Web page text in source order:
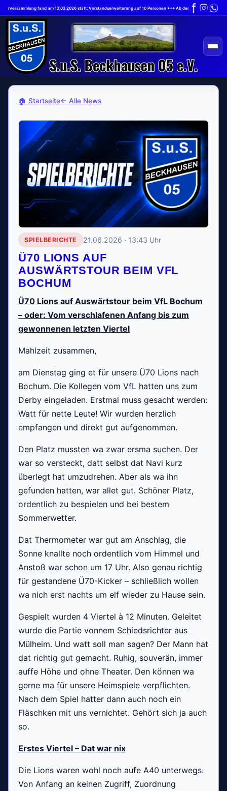
fand am 13.03.2026 statt: Vorstandserweiterung auf 10 Personen +++ Ab dem 1.7.2026 gilt die
🏠 Startseite← Alle News
SPIELBERICHTE 21.06.2026 · 13:43 Uhr
Ü70 LIONS AUF
AUSWÄRTSTOUR BEIM VFL
BOCHUM
Ü70 Lions auf Auswärtstour beim VfL Bochum
– oder: Vom verschlafenen Anfang bis zum
gewonnenen letzten Viertel
Mahlzeit zusammen,
am Dienstag ging et für unsere Ü70 Lions nach
Bochum. Die Kollegen vom VfL hatten uns zum
Derby eingeladen. Erstmal muss gesacht werden:
Watt für nette Leute! Wir wurden herzlich
empfangen und direkt gut aufgenommen.
Den Platz mussten wa zwar ersma suchen. Der
war so versteckt, datt selbst dat Navi kurz
überlegt hat umzudrehen. Aber als wa ihn
gefunden hatten, war allet gut. Schöner Platz,
ordentlich zu bespielen und bei bestem
Sommerwetter.
Dat Thermometer war gut am Anschlag, die
Sonne knallte noch ordentlich vom Himmel und
Anstoß war schon um 17 Uhr. Also genau richtig
für gestandene Ü70-Kicker – schließlich wollen
wa nich erst nachts um elf wieder zu Hause sein.
Gespielt wurden 4 Viertel à 12 Minuten. Geleitet
wurde die Partie vonnem Schiedsrichter aus
Mülheim. Und watt soll man sagen? Der Mann hat
dat richtig gut gemacht. Ruhig, souverän, immer
auffe Höhe und ohne Theater. Den können wa
gerne ma für unsere Heimspiele verpflichten.
Nach dem Spiel hatter dann auch noch ein
Fläschken mit uns vernichtet. Gehört sich ja auch
so.
Erstes Viertel – Dat war nix
Die Lions waren wohl noch aufe A40 unterwegs.
Von Anfang an keinen Zugriff, Zuordnung